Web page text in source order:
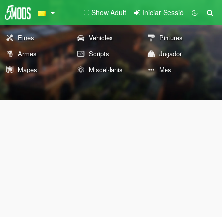
Show Adult Iniciar Sessió
Eines Vehicles
Pintures
Armes
Scripts
Jugador
Mapes
Miscel·lanis Més